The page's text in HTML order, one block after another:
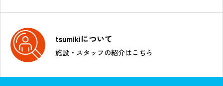
tsumikiについて
施設・スタッフの紹介はこちら